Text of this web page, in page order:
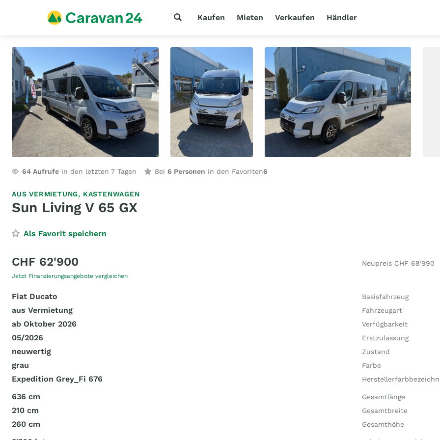
Kaufen Mieten Verkaufen Händler
64 Aufrufe in den letzten 7 Tagen Bei 6 Personen in den Favoriten6
AUS VERMIETUNG, KASTENWAGEN
Sun Living V 65 GX
Als Favorit speichern
CHF 62'900 Neupreis CHF 68'990
Jetzt Finanzierungsangebote vergleichen
Fiat Ducato Basisfahrzeug
aus Vermietung Fahrzeugart
ab Oktober 2026 Verfügbarkeit
05/2026 Erstzulassung
neuwertig Zustand
grau Farbe
Expedition Grey_Fi 676
636 cm Gesamtlänge
210 cm Gesamtbreite
260 cm Gesamthöhe